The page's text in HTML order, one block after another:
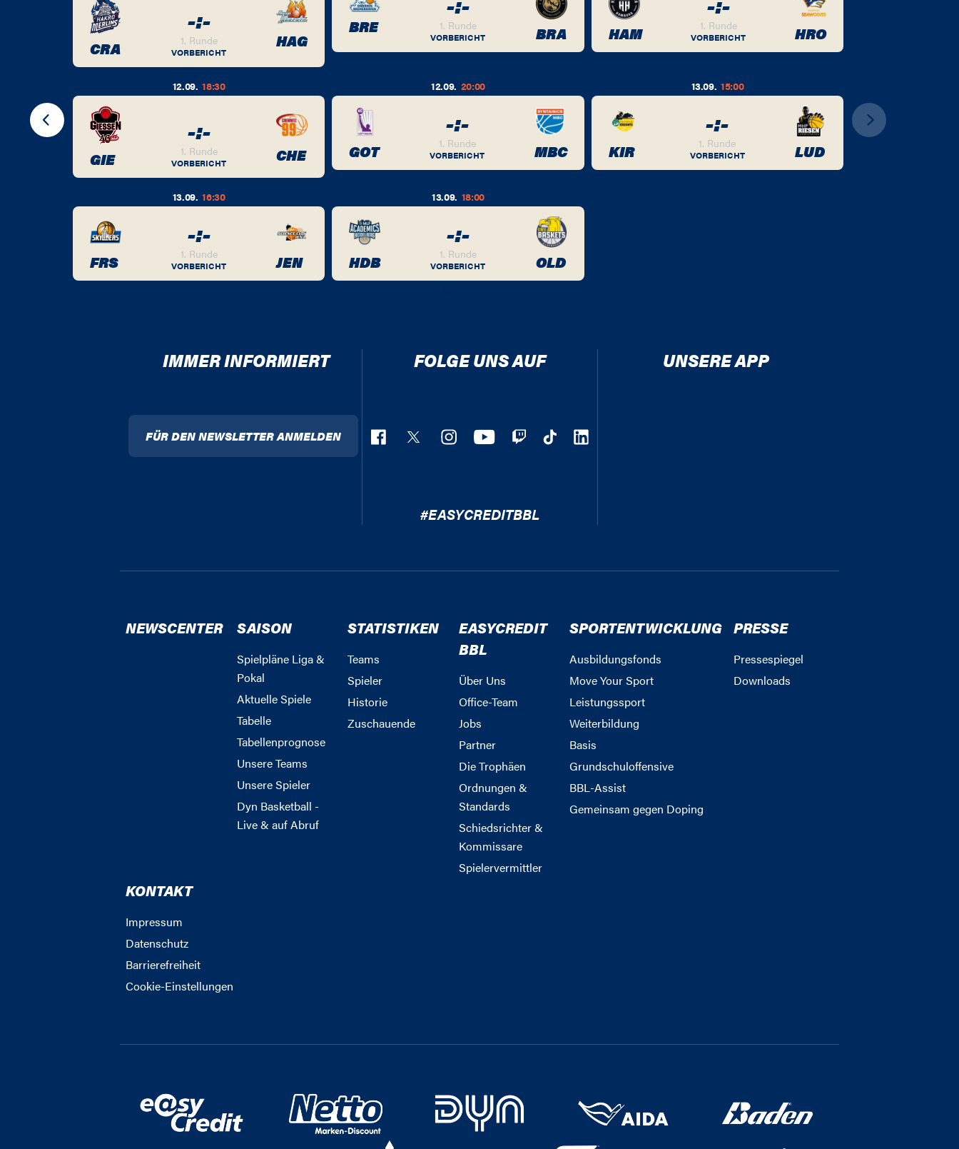
BER
CRA
-:-
1. Runde
VORBERICHT
HAG
BRE 1. Runde
VORBERICHT BRA HAM 1. Runde
VORBERICHT HRO
12.09. 18:30
GIE
-:-
1. Runde
VORBERICHT CHE
12.09. 20:00
GOT
-:-
1. Runde
VORBERICHT MBC
13.09. 15:00
KIR
-:-
1. Runde
VORBERICHT LUD
13.09. 16:30
FRS
-:-
1. Runde
VORBERICHT JEN
13.09. 18:00
HDB
-:-
1. Runde
VORBERICHT OLD
IMMER INFORMIERT
FÜR DEN NEWSLETTER ANMELDEN
FOLGE UNS AUF
#EASYCREDITBBL
UNSERE APP
NEWSCENTER SAISON
Spielpläne Liga &
Pokal
Aktuelle Spiele
Tabelle
Tabellenprognose
Unsere Teams
Unsere Spieler
Dyn Basketball -
Live & auf Abruf
STATISTIKEN
Teams
Spieler
Historie
Zuschauende
EASYCREDIT
BBL
Über Uns
Office-Team
Jobs
Partner
Die Trophäen
Ordnungen &
Standards
Schiedsrichter &
Kommissare
Spielervermittler
SPORTENTWICKLUNG
Ausbildungsfonds
Move Your Sport
Leistungssport
Weiterbildung
Basis
Grundschuloffensive
BBL-Assist
Gemeinsam gegen Doping
PRESSE
Pressespiegel
Downloads
KONTAKT
Impressum
Datenschutz
Barrierefreiheit
Cookie-Einstellungen